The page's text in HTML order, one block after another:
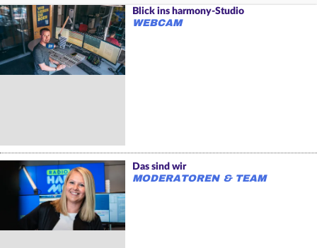
Blick ins harmony-Studio
WEBCAM
Das sind wir
MODERATOREN & TEAM